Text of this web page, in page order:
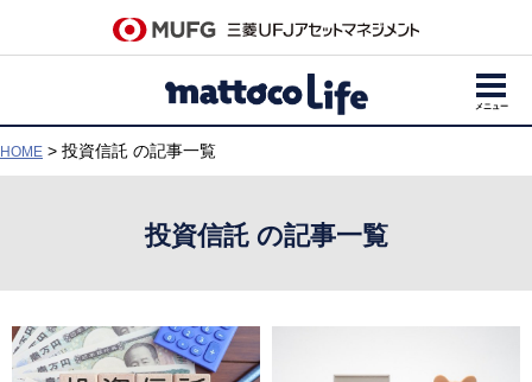
メニュー
HOME > 投資信託 の記事一覧
投資信託 の記事一覧